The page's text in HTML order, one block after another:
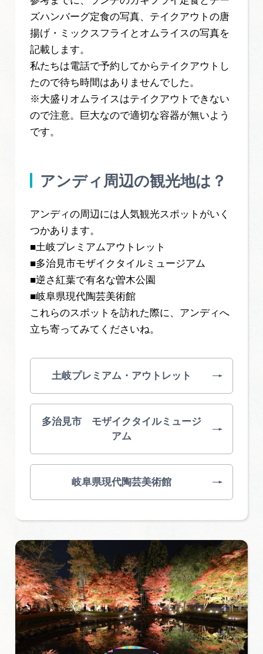
ズハンバーグ定食の写真、テイクアウトの唐
揚げ・ミックスフライとオムライスの写真を
記載します。
私たちは電話で予約してからテイクアウトし
たので待ち時間はありませんでした。
※大盛りオムライスはテイクアウトできない
ので注意。巨大なので適切な容器が無いよう
です。
アンディ周辺の観光地は？
アンディの周辺には人気観光スポットがいく
つかあります。
■土岐プレミアムアウトレット
■多治見市モザイクタイルミュージアム
■逆さ紅葉で有名な曽木公園
■岐阜県現代陶芸美術館
これらのスポットを訪れた際に、アンディへ
立ち寄ってみてくださいね。
土岐プレミアム・アウトレット
多治見市 モザイクタイルミュージ
アム
岐阜県現代陶芸美術館